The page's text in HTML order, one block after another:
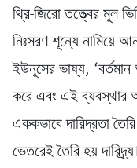
থ্রি-জিরো তত্ত্বের মূল
নিঃসরণ শূন্যে নামিয়ে
ইউনূসের ভাষ্য, ‘বর্তমান
করে এবং এই ব্যবস্থার
এককভাবে দারিদ্রতা
ভেতরেই তৈরি হয়